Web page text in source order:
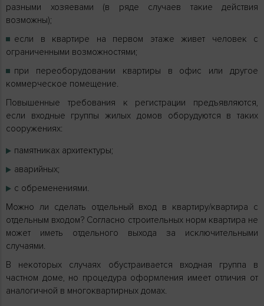
разными хозяевами (в ряде случаев такие действия
возможны);
если в квартире на первом этаже живет человек с
ограниченными возможностями;
при переоборудовании квартиры в офис или другое
коммерческое помещение.
Повышенные требования к регистрации предъявляются,
если входные группы жилых домов оборудуются в таких
сооружениях:
памятниках архитектуры;
аварийных;
с обременениями.
Можно ли сделать отдельный вход в квартиру/квартира с
отдельным входом? Согласно строительных норм квартира не
может иметь отдельного выхода за исключительными
случаями.
В некоторых случаях обустраивается входная группа в
частном доме, но процедура оформления имеет отличия от
аналогичной в многоквартирных домах.